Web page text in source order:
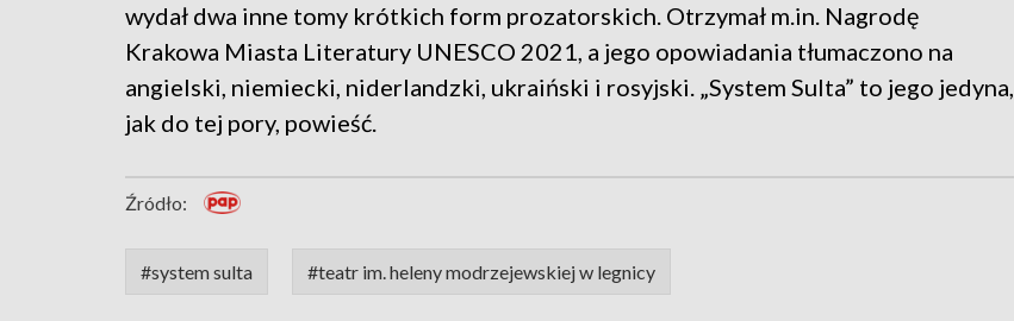
wydał dwa inne tomy krótkich form prozatorskich. Otrzymał m.in. Nagrodę
Krakowa Miasta Literatury UNESCO 2021, a jego opowiadania tłumaczono na
angielski, niemiecki, niderlandzki, ukraiński i rosyjski. „System Sulta” to jego jedyna,
jak do tej pory, powieść.
Źródło:
#system sulta #teatr im. heleny modrzejewskiej w legnicy